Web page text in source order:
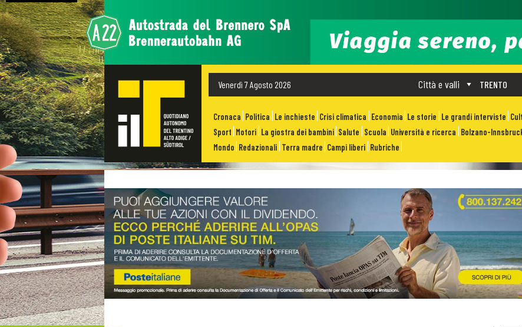
Venerdì 7 Agosto 2026 TRENTO
Città e valli
Cronaca Politica Le inchieste Crisi climatica Economia Le storie Le grandi interviste
Sport Motori La giostra dei bambini Salute Scuola Università e ricerca Bolzano-
Mondo Redazionali Terra madre Campi liberi Rubriche